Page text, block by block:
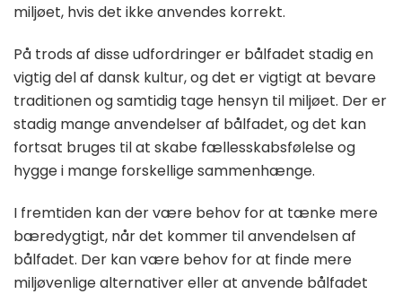
miljøet, hvis det ikke anvendes korrekt.
På trods af disse udfordringer er bålfadet stadig en
vigtig del af dansk kultur, og det er vigtigt at bevare
traditionen og samtidig tage hensyn til miljøet. Der er
stadig mange anvendelser af bålfadet, og det kan
fortsat bruges til at skabe fællesskabsfølelse og
hygge i mange forskellige sammenhænge.
I fremtiden kan der være behov for at tænke mere
bæredygtigt, når det kommer til anvendelsen af
bålfadet. Der kan være behov for at finde mere
miljøvenlige alternativer eller at anvende bålfadet